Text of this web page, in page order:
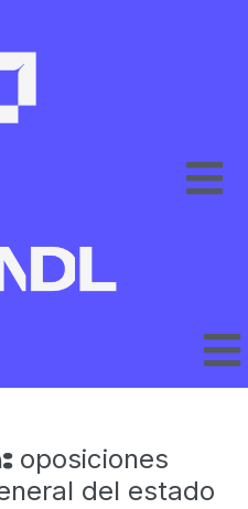
oposiciones
del estado